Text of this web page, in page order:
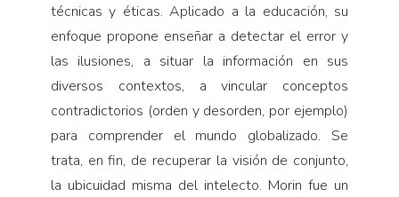
técnicas y éticas. Aplicado a la educación, su
enfoque propone enseñar a detectar el error y
las ilusiones, a situar la información en sus
diversos contextos, a vincular conceptos
contradictorios (orden y desorden, por ejemplo)
para comprender el mundo globalizado. Se
trata, en fin, de recuperar la visión de conjunto,
la ubicuidad misma del intelecto. Morin fue un